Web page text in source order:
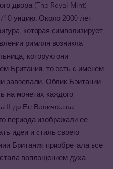
двора (The Royal Mint) -
10 унцию. Около 2000 лет
которая символизирует
римлян возникла
которую они
Британия, то есть с именем
завоевали. Облик Британии
на монетах каждого
II до Ее Величества
периода изображали ее
идеи и стиль своего
Британия приобретала все
воплощением духа